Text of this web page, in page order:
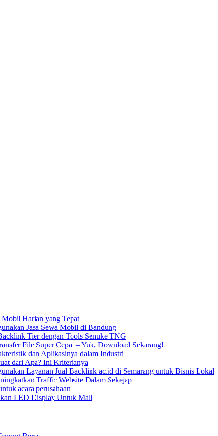
Harian yang Tepat
Jasa Sewa Mobil di Bandung
Tier dengan Tools Senuke TNG
File Super Cepat – Yuk, Download Sekarang!
dan Aplikasinya dalam Industri
dari Apa? Ini Kriterianya
Layanan Jual Backlink ac.id di Semarang untuk Bisnis Lokal
Traffic Website Dalam Sekejap
acara perusahaan
LED Display Untuk Mall